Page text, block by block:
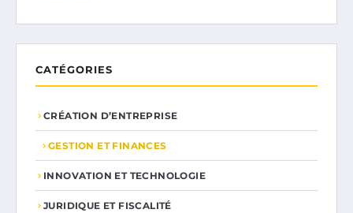
CATÉGORIES
CRÉATION D’ENTREPRISE
GESTION ET FINANCES
INNOVATION ET TECHNOLOGIE
JURIDIQUE ET FISCALITÉ